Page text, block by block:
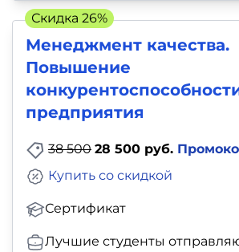
Менеджмент качества.
Повышение
предприятия
38 500 28 500 руб.
Сертификат
Купить со скидкой
Лучшие студенты
Скидка 26%